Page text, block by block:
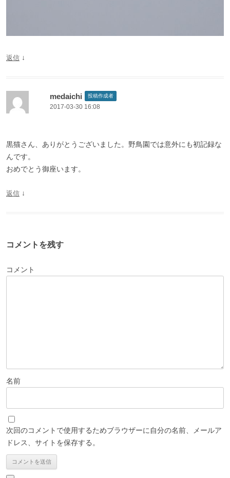
返信 ↓
medaichi 投稿作成者
2017-03-30 16:08
黒猫さん、ありがとうございました。野鳥園では意外にも初記録な
んです。
おめでとう御座います。
返信 ↓
コメントを残す
コメント
名前
次回のコメントで使用するためブラウザーに自分の名前、メールア
ドレス、サイトを保存する。